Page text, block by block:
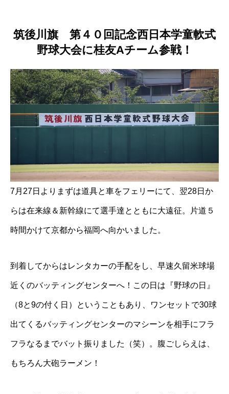
筑後川旗 第４０回記念西日本学童軟式
野球大会に桂友Aチーム参戦！
7月27日よりまずは道具と車をフェリーにて、翌28日か
らは在来線＆新幹線にて選手達とともに大遠征。片道５
時間かけて京都から福岡へ向かいました。
到着してからはレンタカーの手配をし、早速久留米球場
近くのバッティングセンターへ！この日は『野球の日』
（8と9の付く日）ということもあり、ワンセットで30球
出てくるバッティングセンターのマシーンを相手にフラ
フラなるまでバット振りました（笑）。腹ごしらえは、
もちろん大砲ラーメン！